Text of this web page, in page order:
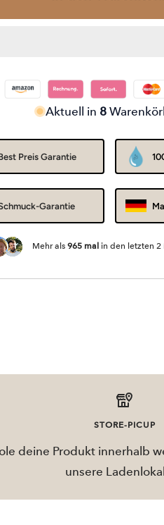
Aktuell in 8
Preis Garantie
Garantie
Mehr als 965 mal in den letzten
STORE-PICUP
deine Produkt innerhalb
unsere